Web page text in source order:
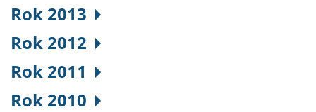
Rok 2013
Rok 2012
Rok 2011
Rok 2010